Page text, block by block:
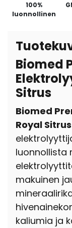
100%
luonnollinen
Biomed
Sitrus
Biomed
Royal Sitrus
luonnollista
makuinen
kaliumia ja